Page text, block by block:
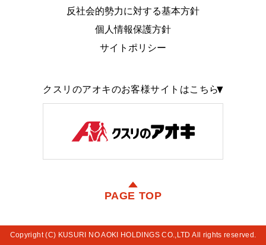
反社会的勢力に対する基本方針
個人情報保護方針
サイトポリシー
クスリのアオキのお客様サイトはこちら
PAGE TOP
Copyright (C) KUSURI NO AOKI HOLDINGS CO.,LTD All rights reserved.